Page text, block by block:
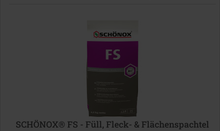
SCHÖNOX® FS - Füll, Fleck- & Flächenspachtel